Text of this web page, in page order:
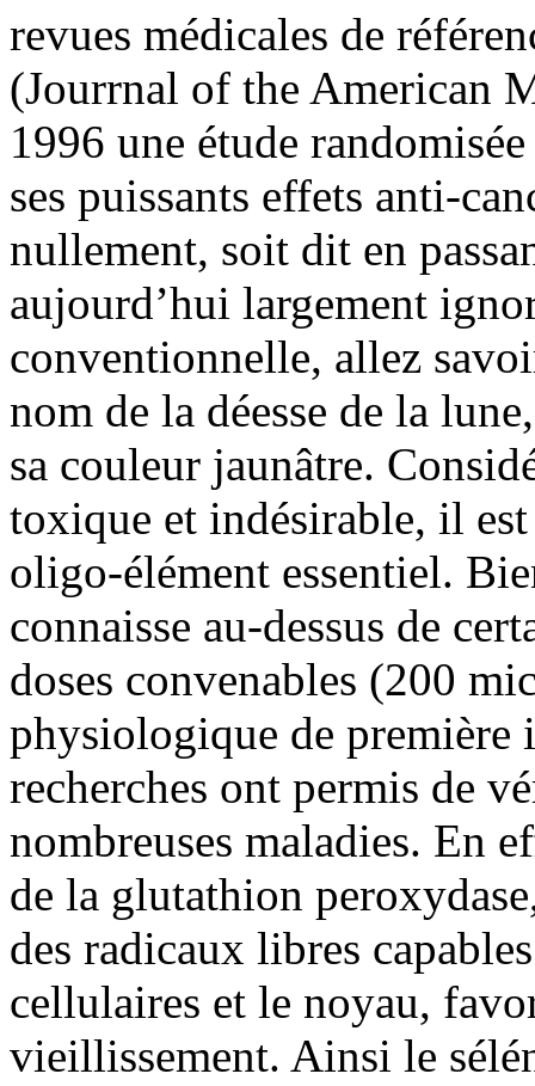
revues médicales de
(Jourrnal of the American
1996 une étude
ses puissants effets anti-
nullement, soit dit en
aujourd’hui largement
conventionnelle, allez
nom de la déesse de la
sa couleur jaunâtre.
toxique et indésirable, il
oligo-élément essentiel.
connaisse au-dessus de
doses convenables (200
physiologique de première
recherches ont permis de
nombreuses maladies. En
de la glutathion
des radicaux libres
cellulaires et le noyau,
vieillissement. Ainsi le